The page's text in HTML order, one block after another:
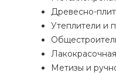
Древесно-
Утеплители и
Метизы и